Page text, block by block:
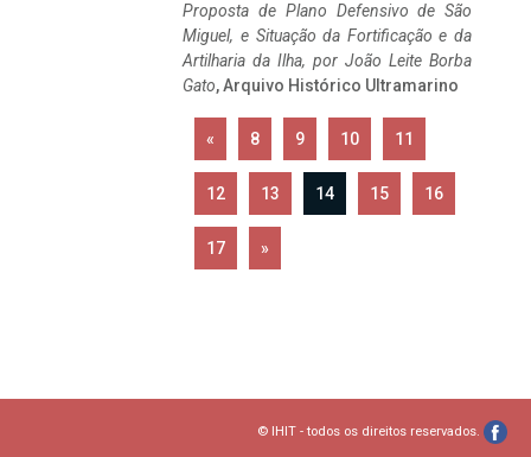
Proposta de Plano Defensivo de São
Miguel, e Situação da Fortificação e da
Artilharia da Ilha, por João Leite Borba
Gato, Arquivo Histórico Ultramarino
« 8 9 10 11
12 13 14 15 16
17 »
© IHIT - todos os direitos reservados.